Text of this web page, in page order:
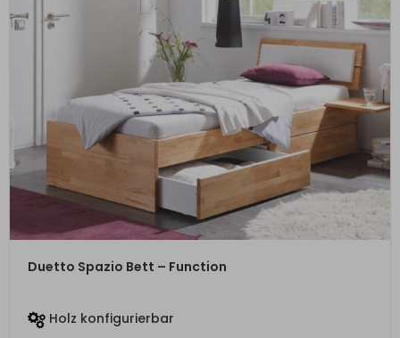
ZUM PRODUKT
Duetto Spazio Bett – Function
Holz konfigurierbar